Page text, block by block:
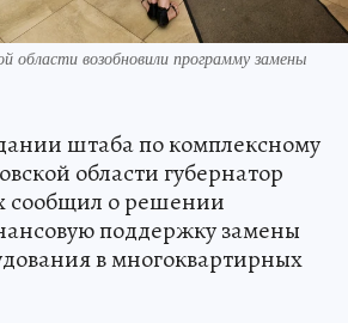
области возобновили программу замены
штаба по комплексному
области губернатор
сообщил о решении
поддержку замены
в многоквартирных